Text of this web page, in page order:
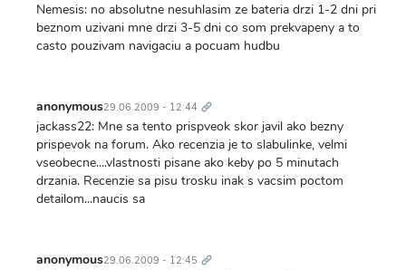
Nemesis: no absolutne nesuhlasim ze bateria drzi 1-2 dni pri
beznom uzivani mne drzi 3-5 dni co som prekvapeny a to
casto pouzivam navigaciu a pocuam hudbu
anonymous29.06.2009 - 12:44 odkaz
jackass22: Mne sa tento prispveok skor javil ako bezny
prispevok na forum. Ako recenzia je to slabulinke, velmi
vseobecne....vlastnosti pisane ako keby po 5 minutach
drzania. Recenzie sa pisu trosku inak s vacsim poctom
detailom...naucis sa
anonymous29.06.2009 - 12:45 odkaz